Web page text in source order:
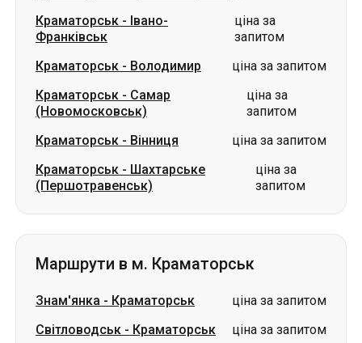
Краматорськ - Івано-
Франківськ
ціна за
запитом
Краматорськ - Володимир
ціна за запитом
Краматорськ - Самар
(Новомосковськ)
ціна за
запитом
Краматорськ - Вінниця
ціна за запитом
Краматорськ - Шахтарське
(Першотравенськ)
ціна за
запитом
Маршрути в м. Краматорськ
Знам'янка - Краматорськ
ціна за запитом
Світловодськ - Краматорськ
ціна за запитом